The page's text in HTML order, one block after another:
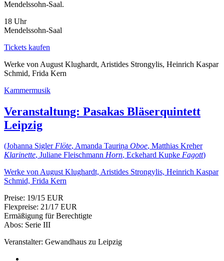
Mendelssohn-Saal.
18 Uhr
Mendelssohn-Saal
Tickets kaufen
Werke von August Klughardt, Aristides Strongylis, Heinrich Kaspar
Schmid, Frida Kern
Kammermusik
Veranstaltung: Pasakas Bläserquintett
Leipzig
(Johanna SiglerFlöte, Amanda Tauriņa Oboe, Matthias Kreher
Klarinette, Juliane Fleischmann Horn, Eckehard Kupke Fagott)
Werke von August Klughardt, Aristides Strongylis, Heinrich Kaspar
Schmid, Frida Kern
Preise: 19/15 EUR
Flexpreise: 21/17 EUR
Ermäßigung für Berechtigte
Abos: Serie III
Veranstalter: Gewandhaus zu Leipzig